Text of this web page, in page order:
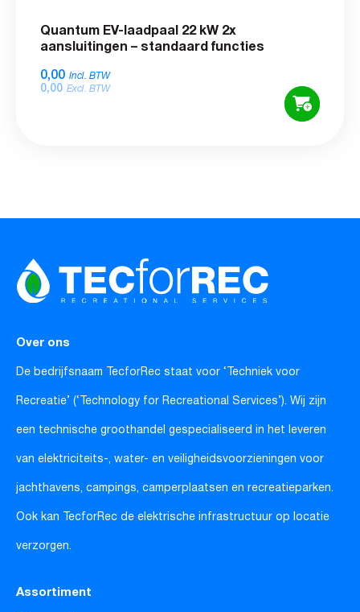
Quantum EV-laadpaal 22 kW 2x
aansluitingen – standaard functies
0,00 Incl. BTW
0,00 Excl. BTW
Over ons
De bedrijfsnaam TecforRec staat voor ‘Techniek voor
Recreatie’ (‘Technology for Recreational Services’). Wij zijn
een technische groothandel gespecialiseerd in het leveren
van elektriciteits-, water- en veiligheidsvoorzieningen voor
jachthavens, campings, camperplaatsen en recreatieparken.
Ook kan TecforRec de elektrische infrastructuur op locatie
verzorgen.
Assortiment